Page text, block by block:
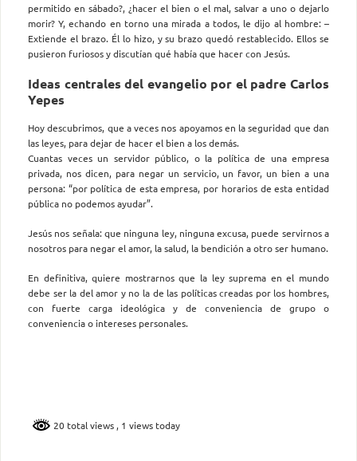
permitido en sábado?, ¿hacer el bien o el mal, salvar a uno o dejarlo
morir? Y, echando en torno una mirada a todos, le dijo al hombre: –
Extiende el brazo. Él lo hizo, y su brazo quedó restablecido. Ellos se
pusieron furiosos y discutían qué había que hacer con Jesús.
Ideas centrales del evangelio por el padre Carlos
Yepes
Hoy descubrimos, que a veces nos apoyamos en la seguridad que dan
las leyes, para dejar de hacer el bien a los demás.
Cuantas veces un servidor público, o la política de una empresa
privada, nos dicen, para negar un servicio, un favor, un bien a una
persona: “por política de esta empresa, por horarios de esta entidad
pública no podemos ayudar”.
Jesús nos señala: que ninguna ley, ninguna excusa, puede servirnos a
nosotros para negar el amor, la salud, la bendición a otro ser humano.
En definitiva, quiere mostrarnos que la ley suprema en el mundo
debe ser la del amor y no la de las políticas creadas por los hombres,
con fuerte carga ideológica y de conveniencia de grupo o
conveniencia o intereses personales.
20 total views , 1 views today